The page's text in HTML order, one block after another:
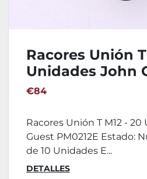
Racores Unión
Unidades John
PM0212E
€84
Racores Unión T M12 -
Guest PM0212E Estado:
de 10 Unidades E...
DETALLES